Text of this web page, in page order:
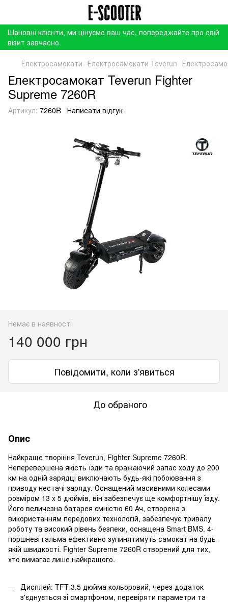
Шановні клієнти, ми цінуємо ваш час, попереджайте про свій
візит завчасно.
Електросамокати Електросамокати Teverun
Електросамокат Teverun Fighter
Supreme 7260R
Артикул: 7260R Написати відгук
Немає в наявності
140 000 грн
Повідомити, коли з'явиться
До обраного
Опис
Найкраще творіння Teverun, Fighter Supreme 7260R.
Неперевершена якість їзди та вражаючий запас ходу до 200
км на одній зарядці виключають будь-які побоювання з
приводу нестачі заряду. Оснащений масивними колесами
розміром 13 x 5 дюймів, він забезпечує ще комфортнішу їзду.
Його величезна батарея ємністю 60 Ач, створена з
використанням передових технологій, забезпечує тривалу
роботу та високий рівень безпеки, оснащена Smart BMS. 4-
поршневі гальма ефективно зупинятимуть самокат на будь-
якій швидкості. Fighter Supreme 7260R створений для тих,
хто вимагає лише найкращого.
Дисплей: TFT 3.5 дюйма кольоровий, через додаток
з'єднується зі смартфоном, перевіряти параметри та